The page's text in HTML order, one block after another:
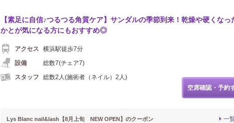
【素足に自信♪つるつる角質ケア】サンダルの季節到来！乾燥や硬くなっ
かとが気になる方にもおすすめ◎
アクセス
横浜駅徒歩7分
設備
総数7(チェア7)
スタッフ
総数2人(施術者（ネイル）2人)
空席確認・予約
一
Lys Blanc nail&lash【8月上旬 NEW OPEN】のクーポン